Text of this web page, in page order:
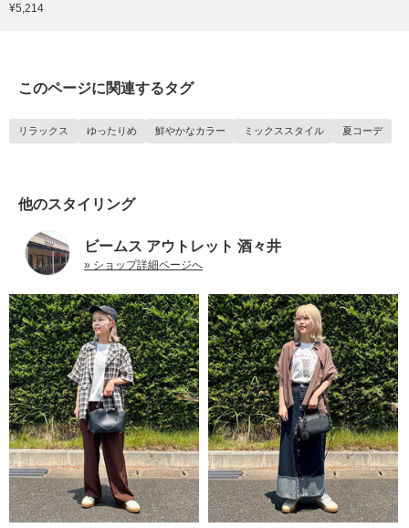
¥5,214
このページに関連するタグ
リラックス ゆったりめ 鮮やかなカラー ミックススタイル 夏コーデ
他のスタイリング
ビームス アウトレット 酒々井
» ショップ詳細ページへ